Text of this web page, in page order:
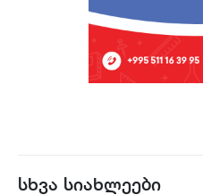
სხვა სიახლეები